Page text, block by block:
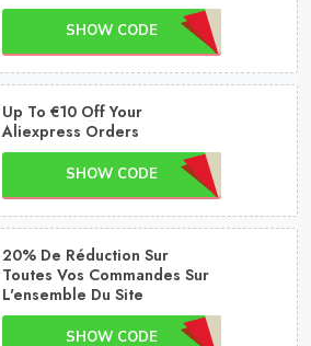
SHOW CODE
Up To €10 Off Your
Aliexpress Orders
SHOW CODE
20% De Réduction Sur
Toutes Vos Commandes Sur
L'ensemble Du Site
SHOW CODE